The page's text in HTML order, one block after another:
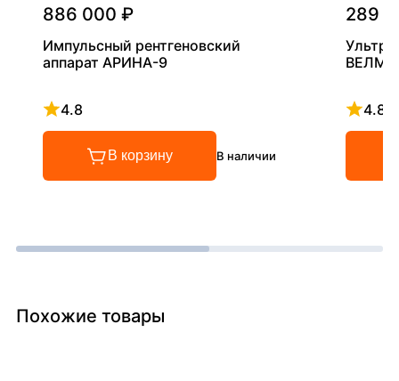
886 000 ₽
Импульсный рентгеновский
аппарат АРИНА-9
4.8
Рейтинг 4.8 из 5
В корзину В наличии
289
4.8
Похожие товары